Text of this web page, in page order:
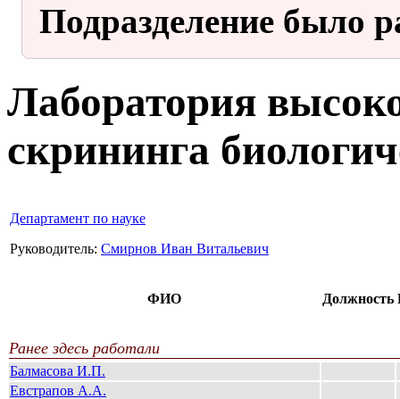
Подразделение было
Лаборатория
скрининга
Департамент по науке
Руководитель: Смирнов Иван Витальевич
ФИО Должность
Ранее здесь работали
Балмасова И.П.
Евстрапов А.А.